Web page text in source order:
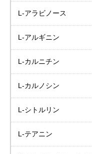
L-アラビノース
L-アルギニン
L-カルニチン
L-カルノシン
L-シトルリン
L-テアニン